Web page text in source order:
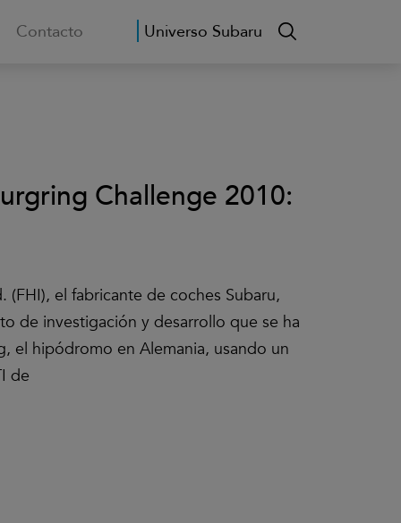
Contacto Universo Subaru
Challenge 2010:
(FHI), el fabricante de coches Subaru,
de investigación y desarrollo que se ha
el hipódromo en Alemania, usando un
de